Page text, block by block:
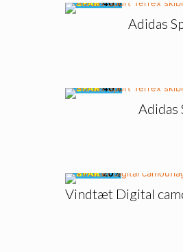
🔥SPAR40%
Adidas
🔥SPAR40%
Adidas
🔥SPAR20%
Vindtæt Digital